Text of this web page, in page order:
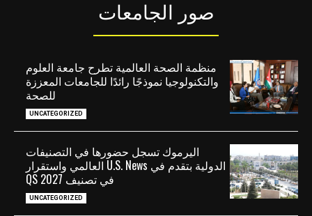
صور الجامعات
منظمة الصحة العالمية تطرح جامعة العلوم
والتكنولوجيا نموذجًا رائدًا للجامعات المعززة
للصحة
UNCATEGORIZED
اليرموك تسجل حضورها في التصنيفات
الدولية بتقدم في U.S. News العالمي واستقرار
في تصنيف QS 2027
UNCATEGORIZED